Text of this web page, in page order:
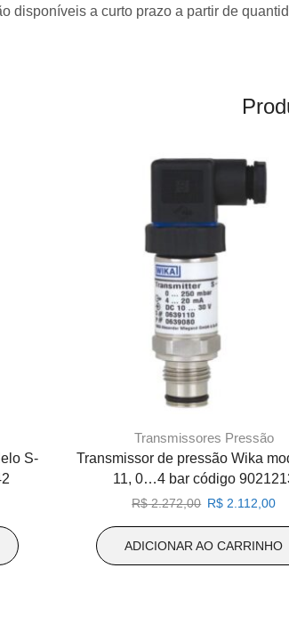
disponíveis a curto prazo a partir de
S-
Transmissores Pressão
Transmissor de pressão Wika
11, 0…4 bar código
R$2.272,00 O
original
R$ 2.112,00O
ADICIONAR AO CARRINHO